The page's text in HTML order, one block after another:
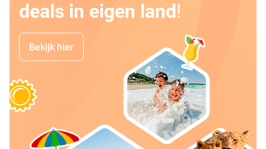
deals in eigen land!
Bekijk hier